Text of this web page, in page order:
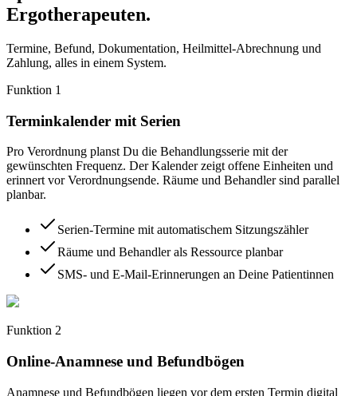
Ergotherapeuten.
Termine, Befund, Dokumentation, Heilmittel-Abrechnung und
Zahlung, alles in einem System.
Funktion 1
Terminkalender mit Serien
Pro Verordnung planst Du die Behandlungsserie mit der
gewünschten Frequenz. Der Kalender zeigt offene Einheiten und
erinnert vor Verordnungsende. Räume und Behandler sind parallel
planbar.
Serien-Termine mit automatischem Sitzungszähler
Räume und Behandler als Ressource planbar
SMS- und E-Mail-Erinnerungen an Deine Patientinnen
Funktion 2
Online-Anamnese und Befundbögen
Anamnese und Befundbögen liegen vor dem ersten Termin digital